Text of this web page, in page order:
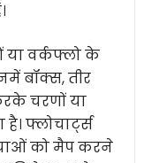
या वर्कफ्लो के
बॉक्स, तीर
चरणों या
है। फ्लोचार्ट्स
को मैप करने